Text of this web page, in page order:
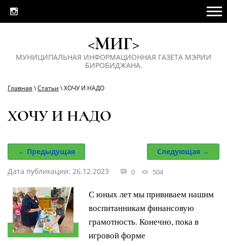
<МИГ>
МУНИЦИПАЛЬНАЯ ИНФОРМАЦИОННАЯ ГАЗЕТА МЭРИИ
БИРОБИДЖАНА.
Главная \Статьи \ ХОЧУ И НАДО
ХОЧУ И НАДО
← Предыдущая Следующая →
Дата публикации: 26.12.2023 0 504
С юных лет мы прививаем нашим
воспитанникам финансовую
грамотность. Конечно, пока в
игровой форме